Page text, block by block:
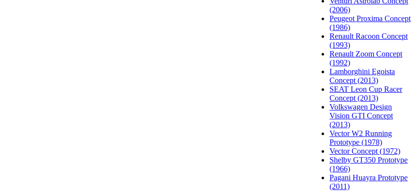
(2006)
Peugeot Proxima Concept
(1986)
Renault Racoon Concept
(1993)
Renault Zoom Concept
(1992)
Lamborghini Egoista
Concept (2013)
SEAT Leon Cup Racer
Concept (2013)
Volkswagen Design
Vision GTI Concept
(2013)
Vector W2 Running
Prototype (1978)
Vector Concept (1972)
Shelby GT350 Prototype
(1966)
Pagani Huayra Prototype
(2011)